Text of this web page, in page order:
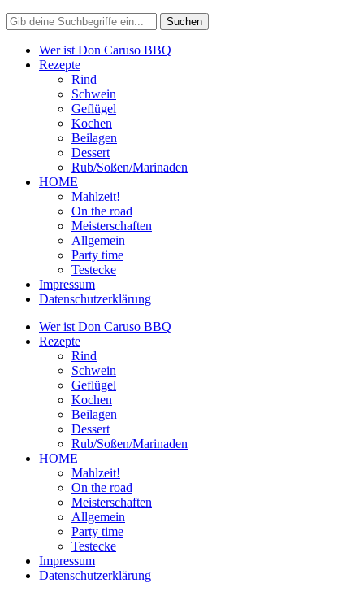
Wer ist Don Caruso BBQ
Rezepte
Rind
Schwein
Geflügel
Kochen
Beilagen
Dessert
Rub/Soßen/Marinaden
HOME
Mahlzeit!
On the road
Meisterschaften
Allgemein
Party time
Testecke
Impressum
Datenschutzerklärung
Wer ist Don Caruso BBQ
Rezepte
Rind
Schwein
Geflügel
Kochen
Beilagen
Dessert
Rub/Soßen/Marinaden
HOME
Mahlzeit!
On the road
Meisterschaften
Allgemein
Party time
Testecke
Impressum
Datenschutzerklärung